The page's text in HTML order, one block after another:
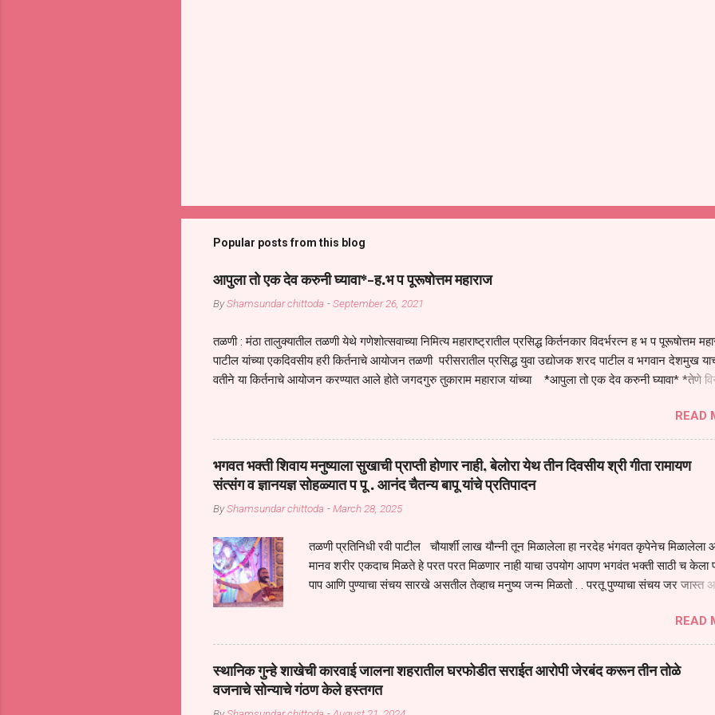
Popular posts from this blog
आपुला तो एक देव करुनी घ्यावा*-ह.भ प पूरूषोत्तम महाराज
ByShamsundar chittoda -September 26, 2021
तळणी : मंठा तालुक्यातील तळणी येथे गणेशोत्सवाच्या निमित्य महाराष्ट्रातील प्रसिद्ध किर्तनकार विदर्भरत्न ह भ प पूरूषोत्तम
पाटील यांच्या एकदिवसीय हरी किर्तनाचे आयोजन तळणी परीसरातील प्रसिद्ध युवा उद्योजक शरद पाटील व भगवान देशमुख
वतीने या किर्तनाचे आयोजन करण्यात आले होते जगदगुरु तुकाराम महाराज यांच्या *आपुला तो एक देव करुनी घ्यावा* *तेणे
जातीच्या परीक्षेचा काळ आहे धर्ममंडपात बसलेली लोक ही खरच भाग्यवान आहेत कोरोना सारख्या महामारीत आपंण जिवंत आहोत
महामारीतून जर आपल्याला वाचायचे असेल तर धार्मीक विचाराचा आधार आपल्याला घ्यावाच लागेल महामारीच्या काळात वारकरी
सप्रदायच खूप मोठा आधार आहे सध्य स्थितीत मानव जातीची मानसीक अवस्था सक्षम असणे गरजेचे आहे कोरोना ने मानवी
गरजा कीती कमी आहेत यांची जाणीव आपल्या सगळ्याना करून दीली आहे मनुष्याच्या आयुष्यातील नामसाधना ही त्याच्यासाठी
आधार असते परतू आज काल तीच साधना करण्याचा आळस आ...
READ
भगवत भक्ती शिवाय मनुष्याला सुखाची प्राप्ती होणार नाही, बेलोरा येथ तीन दिवसीय श्री गीता रामायण
संत्संग व ज्ञानयज्ञ सोहळ्यात प पू . आनंद चैतन्य बापू यांचे प्रतिपादन
ByShamsundar chittoda -March 28, 2025
तळणी प्रतिनिधी रवी पाटील चौयार्शी लाख यौन्नी तून मिळालेला हा नरदेह भंगवत कृपेनेच मिळालेला
मानव शरीर एकदाच मिळते हे परत परत मिळणार नाही याचा उपयोग आपण भगवंत भक्ती साठी च केला
पाप आणि पुण्याचा संचय सारखे असतील तेव्हाच मनुष्य जन्म मिळतो . . परतू पुण्याचा संचय जर जास्त
शरिराला इंतर सुंगधाचे व्यसन लागण्यापेक्षा भगवत भंक्ती चे व व्यसन लावा म्हणजे या नरदेहाचा उपयोग
चार कुपा या मनुष्यावर होत असतात यापैकी भगवत कृपा ही पुण्यवानालाच होत असते . भगवंताच्या
नरदेहाचा उद्धार होतो गरज आहे त्याला मनापासून आळवण्याची असे प्रतिपादन प पू चेतन्य बापू याचे
शिष्य आनंद चैतन्य बापू यांनी तळणी येथून जवळच असलेल्या बेलोरा येथे केले तीन दिवसीय
संत्संगाचे आयोजन करण्यात आले आहे . या कलयुगात प्रत्येक मनुष्य दुःखी आहे थोडे थोडे सगळेच
READ
स्थानिक गुन्हे शाखेची कारवाई जालना शहरातील घरफोडीत सराईत आरोपी जेरबंद करून तीन तोळे
वजनाचे सोन्याचे गंठण केले हस्तगत